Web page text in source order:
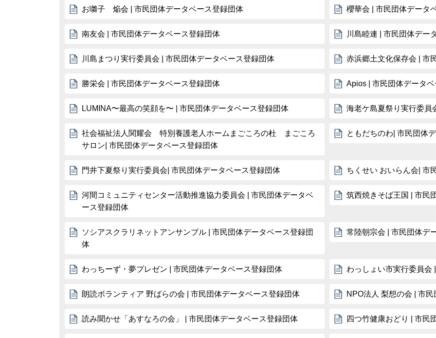
お囃子 焔会 | 市民団体データベース登録団体 櫻華会 | 市民団体データ
南友会 | 市民団体データベース登録団体 川島睦連 | 市民団体デー
川島まつり実行委員会 | 市民団体データベース登録団体 赤浜郷土文化保存会 | 市
勝栄会 | 市民団体データベース登録団体 Apios | 市民団体データ
LUMINA〜最高の笑顔を〜 | 市民団体データベース登録団体 海老ケ島夏祭り実行委員
社会福祉法人関耀会 特別養護老人ホームまごころの杜 まごころ
サロン| 市民団体データベース登録団体
ともだちのわ| 市民団体
門井下夏祭り実行委員会| 市民団体データベース登録団体 ちくせい おいらん会| 市
河間コミュニティセンター活動推進協力委員会 | 市民団体データベ
ース登録団体
筑西焼きそば王国 | 市民
ソシアスクラリネットアンサンブル | 市民団体データベース登録団
体
常陸朝宗会 | 市民団体デ
わっちーず・夢プレゼン | 市民団体データベース登録団体 わっしょい市実行委員会
朗読ボランティア 野ばらの会 | 市民団体データベース登録団体 NPO法人 梨想の会 | 市
読み聞かせ「あすなろの会」 | 市民団体データベース登録団体 四つ竹健康おどり | 市民